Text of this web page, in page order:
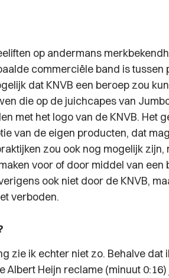
op andermans
commerciële band is tussen
dat KNVB een beroep zou
die op de juichcapes van
met het logo van de KNVB. Het
van de eigen producten, dat
zou ook nog mogelijk
voor of door middel van een
ook niet door de KNVB,
verboden.
zie ik echter niet zo. Behalve dat
Albert Heijn reclame (minuut